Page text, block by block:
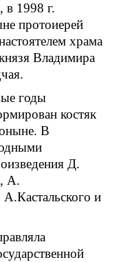
в 1998 г.
протоиерей
храма
Владимира
годы
костяк
В
Д.
А.
и